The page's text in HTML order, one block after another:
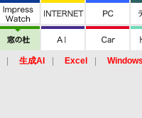
生成AI Excel Windows